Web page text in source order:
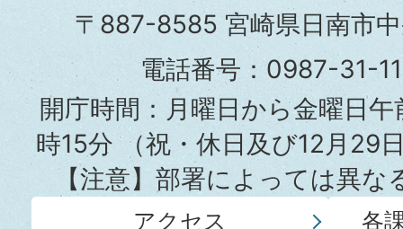
市
役
所
〒887-8585 宮崎県日南市
電話番号：0987-31-
開庁時間：月曜日から金曜日
時15分（祝・休日及び12月29
【注意】部署によっては異
アクセス 各